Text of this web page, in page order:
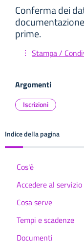
Conferma dei
prime.
Stampa /
Argomenti
Iscrizioni
Indice della pagina
Cos'è
Accedere al servizio
Cosa serve
Tempi e scadenze
Documenti